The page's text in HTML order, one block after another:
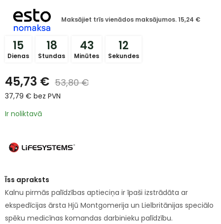
Maksājiet trīs vienādos maksājumos.15,24 €
15
Dienas
18
Stundas
43
Minūtes
11
Sekundes
45,73 € 53,80€
37,79 € bez PVN
Ir noliktavā
Īss apraksts
Kalnu pirmās palīdzības aptieciņa ir īpaši izstrādāta ar
ekspedīcijas ārsta Hjū Montgomerija un Lielbritānijas speciālo
spēku medicīnas komandas darbinieku palīdzību.